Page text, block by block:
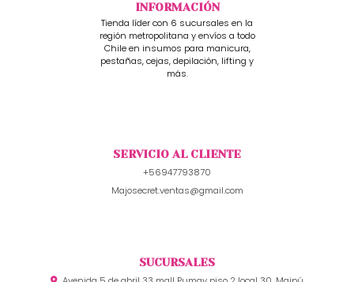
INFORMACIÓN
Tienda líder con 6 sucursales en la
región metropolitana y envíos a todo
Chile en insumos para manicura,
pestañas, cejas, depilación, lifting y
más.
SERVICIO AL CLIENTE
+56947793870
Majosecret.ventas@gmail.com
SUCURSALES